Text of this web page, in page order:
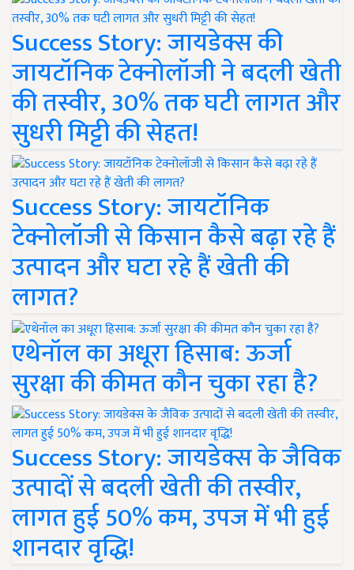
Success Story: जायडेक्स की
जायटॉनिक टेक्नोलॉजी ने बदली खेती
की तस्वीर, 30% तक घटी लागत और
सुधरी मिट्टी की सेहत!
Success Story: जायटॉनिक
टेक्नोलॉजी से किसान कैसे बढ़ा रहे हैं
उत्पादन और घटा रहे हैं खेती की
लागत?
एथेनॉल का अधूरा हिसाब: ऊर्जा
सुरक्षा की कीमत कौन चुका रहा है?
Success Story: जायडेक्स के जैविक
उत्पादों से बदली खेती की तस्वीर,
लागत हुई 50% कम, उपज में भी हुई
शानदार वृद्धि!